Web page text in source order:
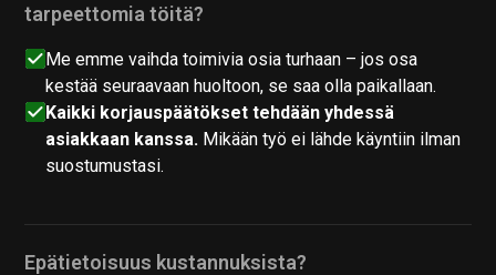
tarpeettomia töitä?
Me emme vaihda toimivia osia turhaan – jos osa
kestää seuraavaan huoltoon, se saa olla paikallaan.
Kaikki korjauspäätökset tehdään yhdessä
asiakkaan kanssa. Mikään työ ei lähde käyntiin ilman
suostumustasi.
Epätietoisuus kustannuksista?